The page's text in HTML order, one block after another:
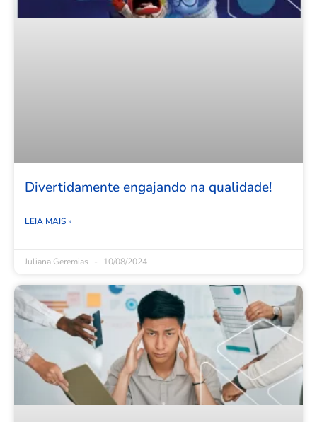
Divertidamente engajando na qualidade!
LEIA MAIS »
Juliana Geremias 10/08/2024